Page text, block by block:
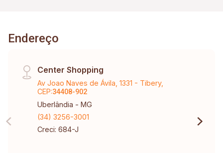
Endereço
Center Shopping
Av Joao Naves de Ávila, 1331 - Tibery,
CEP:34408-902
Uberlândia - MG
(34) 3256-3001
Creci: 684-J